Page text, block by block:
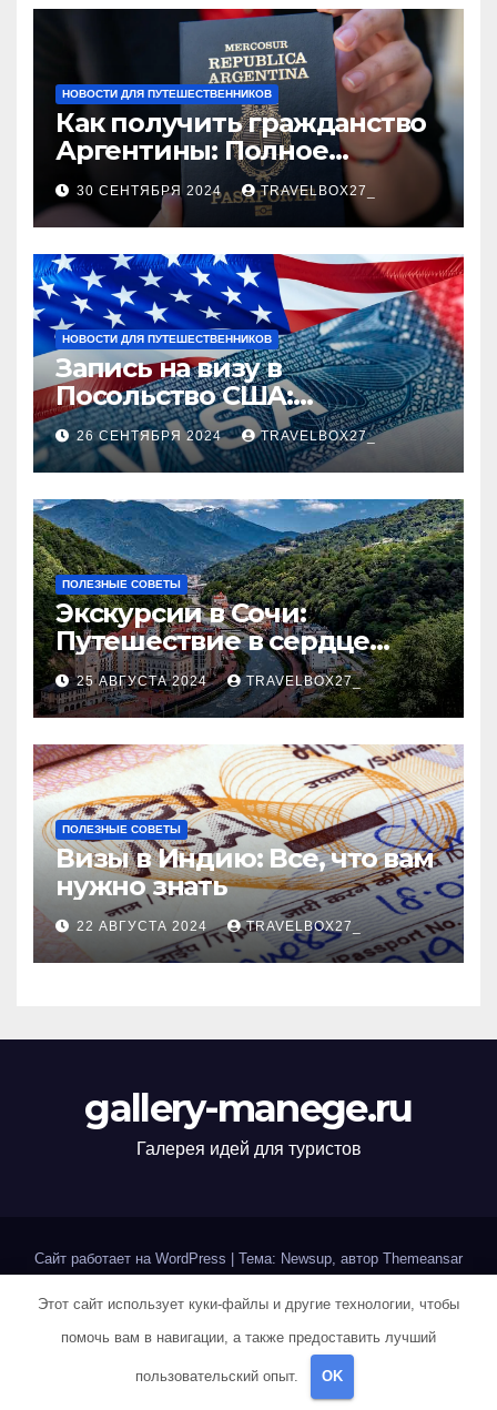
НОВОСТИ ДЛЯ ПУТЕШЕСТВЕННИКОВ
Как получить гражданство
Аргентины: Полное
руководство
30 СЕНТЯБРЯ 2024 TRAVELBOX27_
НОВОСТИ ДЛЯ ПУТЕШЕСТВЕННИКОВ
Запись на визу в
Посольство США:
Пошаговое руководство
26 СЕНТЯБРЯ 2024 TRAVELBOX27_
ПОЛЕЗНЫЕ СОВЕТЫ
Экскурсии в Сочи:
Путешествие в сердце
Черноморского курорта
25 АВГУСТА 2024 TRAVELBOX27_
ПОЛЕЗНЫЕ СОВЕТЫ
Визы в Индию: Все, что вам
нужно знать
22 АВГУСТА 2024 TRAVELBOX27_
gallery-manege.ru
Галерея идей для туристов
Сайт работает на WordPress Тема: Newsup, автор Themeansar
Home Sample Page Авторам и правообладателям
Политика конфиденциальности
Этот сайт использует куки-файлы и другие технологии, чтобы
помочь вам в навигации, а также предоставить лучший
пользовательский опыт. OK